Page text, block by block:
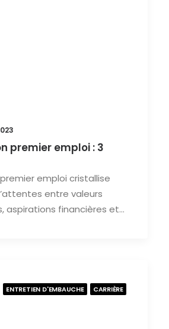
premier emploi : 3
emploi cristallise
entre valeurs
aspirations financières et…
ENTRETIEN D'EMBAUCHE CARRIÈRE